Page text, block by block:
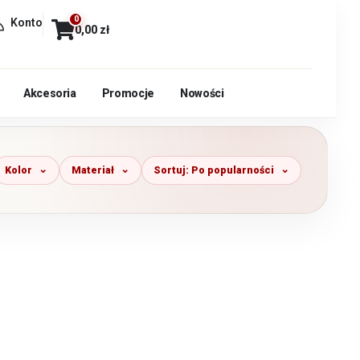
Konto 0
0,00 zł
Akcesoria Promocje Nowości
Kolor Materiał Sortuj: Po popularności